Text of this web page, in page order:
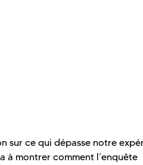
sur ce qui dépasse notre
à montrer comment l’enquête